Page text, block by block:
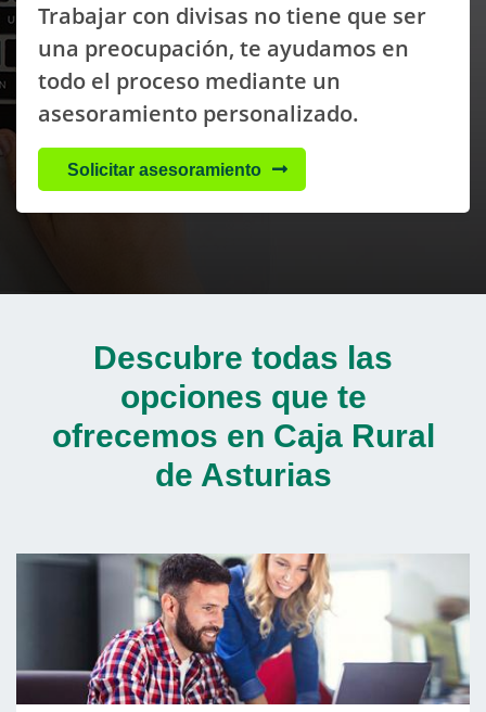
Trabajar con divisas no tiene que ser
una preocupación, te ayudamos en
todo el proceso mediante un
asesoramiento personalizado.
Solicitar asesoramiento
Descubre todas las
opciones que te
ofrecemos en Caja Rural
de Asturias